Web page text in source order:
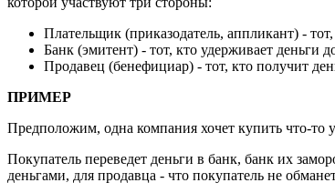
Плательщик (приказодатель, аппликант) -
Банк (эмитент) - тот, кто удерживает деньги
Продавец (бенефициар) - тот, кто получит
ПРИМЕР
Предположим, одна компания хочет купить что-то
Покупатель переведет деньги в банк, банк их
деньгами, для продавца - что покупатель не